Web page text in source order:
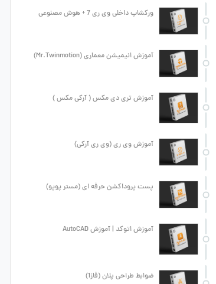
ورکشاپ داخلی وی ری 7 + هوش مصنوعی
آموزش انیمیشن معماری (Mr.Twinmotion)
آموزش تری دی مکس ( آرکی مکس )
آموزش وی ری (وی ری آرکی)
پست پروداکشن حرفه ای (مستر پوپو)
آموزش اتوکد | آموزش AutoCAD
ضوابط طراحی پلان (فاز1)